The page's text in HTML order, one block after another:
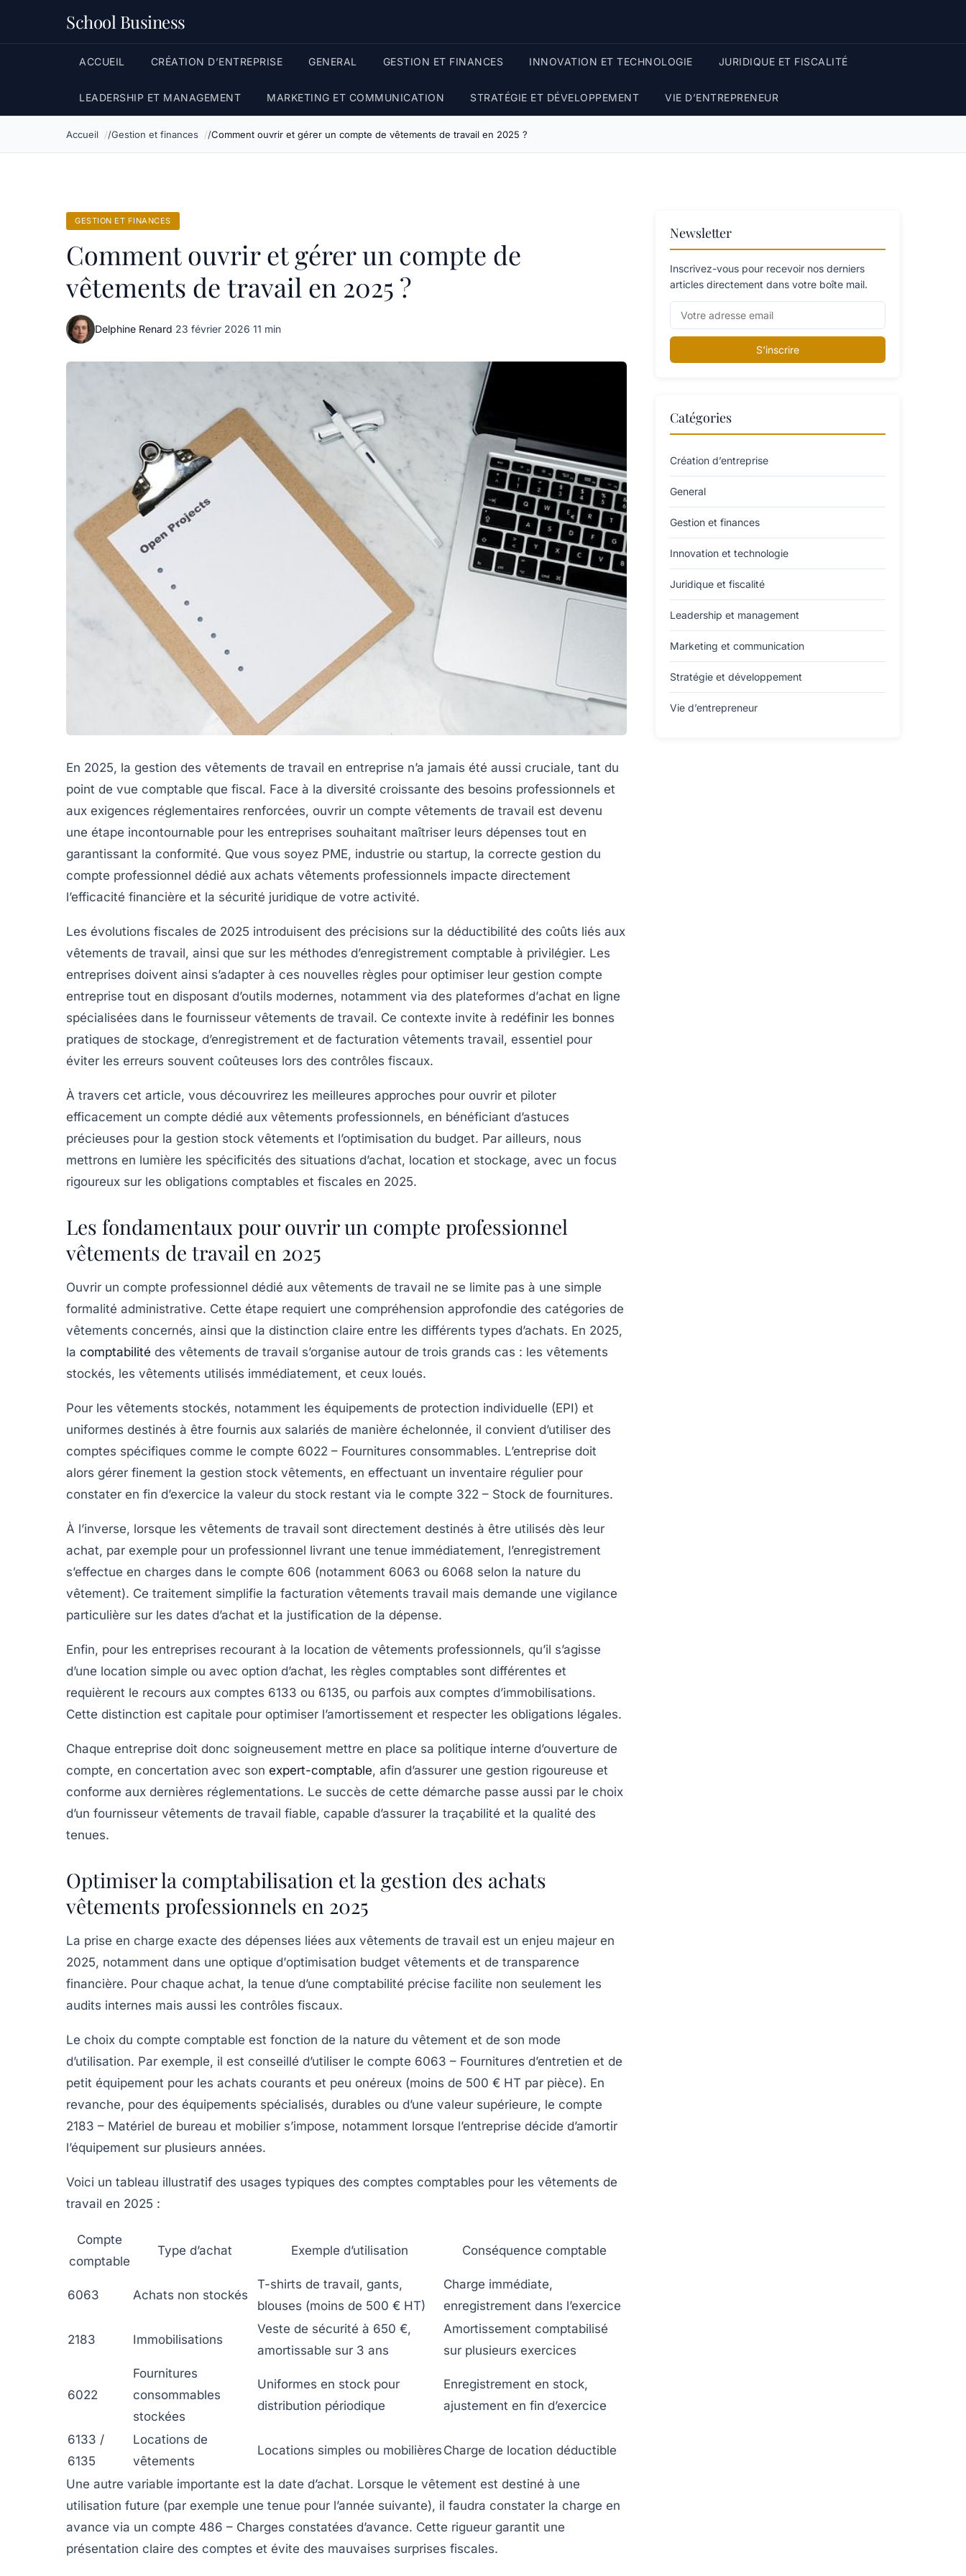
School Business
ACCUEIL CRÉATION D’ENTREPRISE GENERAL GESTION ET FINANCES INNOVATION ET TECHNOLOGIE JURIDIQUE ET FISCALITÉ
LEADERSHIP ET MANAGEMENT MARKETING ET COMMUNICATION STRATÉGIE ET DÉVELOPPEMENT VIE D’ENTREPRENEUR
Accueil Gestion et finances Comment ouvrir et gérer un compte de vêtements de travail en 2025 ?
GESTION ET FINANCES
Comment ouvrir et gérer un compte de
vêtements de travail en 2025 ?
Delphine Renard·23 février 2026·11 min
En 2025, la gestion des vêtements de travail en entreprise n’a jamais été aussi cruciale, tant du
point de vue comptable que fiscal. Face à la diversité croissante des besoins professionnels et
aux exigences réglementaires renforcées, ouvrir un compte vêtements de travail est devenu
une étape incontournable pour les entreprises souhaitant maîtriser leurs dépenses tout en
garantissant la conformité. Que vous soyez PME, industrie ou startup, la correcte gestion du
compte professionnel dédié aux achats vêtements professionnels impacte directement
l’efficacité financière et la sécurité juridique de votre activité.
Les évolutions fiscales de 2025 introduisent des précisions sur la déductibilité des coûts liés aux
vêtements de travail, ainsi que sur les méthodes d’enregistrement comptable à privilégier. Les
entreprises doivent ainsi s’adapter à ces nouvelles règles pour optimiser leur gestion compte
entreprise tout en disposant d’outils modernes, notamment via des plateformes d’achat en ligne
spécialisées dans le fournisseur vêtements de travail. Ce contexte invite à redéfinir les bonnes
pratiques de stockage, d’enregistrement et de facturation vêtements travail, essentiel pour
éviter les erreurs souvent coûteuses lors des contrôles fiscaux.
À travers cet article, vous découvrirez les meilleures approches pour ouvrir et piloter
efficacement un compte dédié aux vêtements professionnels, en bénéficiant d’astuces
précieuses pour la gestion stock vêtements et l’optimisation du budget. Par ailleurs, nous
mettrons en lumière les spécificités des situations d’achat, location et stockage, avec un focus
rigoureux sur les obligations comptables et fiscales en 2025.
Les fondamentaux pour ouvrir un compte professionnel
vêtements de travail en 2025
Ouvrir un compte professionnel dédié aux vêtements de travail ne se limite pas à une simple
formalité administrative. Cette étape requiert une compréhension approfondie des catégories de
vêtements concernés, ainsi que la distinction claire entre les différents types d’achats. En 2025,
la comptabilité des vêtements de travail s’organise autour de trois grands cas : les vêtements
stockés, les vêtements utilisés immédiatement, et ceux loués.
Pour les vêtements stockés, notamment les équipements de protection individuelle (EPI) et
uniformes destinés à être fournis aux salariés de manière échelonnée, il convient d’utiliser des
comptes spécifiques comme le compte 6022 – Fournitures consommables. L’entreprise doit
alors gérer finement la gestion stock vêtements, en effectuant un inventaire régulier pour
constater en fin d’exercice la valeur du stock restant via le compte 322 – Stock de fournitures.
À l’inverse, lorsque les vêtements de travail sont directement destinés à être utilisés dès leur
achat, par exemple pour un professionnel livrant une tenue immédiatement, l’enregistrement
s’effectue en charges dans le compte 606 (notamment 6063 ou 6068 selon la nature du
vêtement). Ce traitement simplifie la facturation vêtements travail mais demande une vigilance
particulière sur les dates d’achat et la justification de la dépense.
Enfin, pour les entreprises recourant à la location de vêtements professionnels, qu’il s’agisse
d’une location simple ou avec option d’achat, les règles comptables sont différentes et
requièrent le recours aux comptes 6133 ou 6135, ou parfois aux comptes d’immobilisations.
Cette distinction est capitale pour optimiser l’amortissement et respecter les obligations légales.
Chaque entreprise doit donc soigneusement mettre en place sa politique interne d’ouverture de
compte, en concertation avec son expert-comptable, afin d’assurer une gestion rigoureuse et
conforme aux dernières réglementations. Le succès de cette démarche passe aussi par le choix
d’un fournisseur vêtements de travail fiable, capable d’assurer la traçabilité et la qualité des
tenues.
Optimiser la comptabilisation et la gestion des achats
vêtements professionnels en 2025
La prise en charge exacte des dépenses liées aux vêtements de travail est un enjeu majeur en
2025, notamment dans une optique d’optimisation budget vêtements et de transparence
financière. Pour chaque achat, la tenue d’une comptabilité précise facilite non seulement les
audits internes mais aussi les contrôles fiscaux.
Le choix du compte comptable est fonction de la nature du vêtement et de son mode
d’utilisation. Par exemple, il est conseillé d’utiliser le compte 6063 – Fournitures d’entretien et de
petit équipement pour les achats courants et peu onéreux (moins de 500 € HT par pièce). En
revanche, pour des équipements spécialisés, durables ou d’une valeur supérieure, le compte
2183 – Matériel de bureau et mobilier s’impose, notamment lorsque l’entreprise décide d’amortir
l’équipement sur plusieurs années.
Voici un tableau illustratif des usages typiques des comptes comptables pour les vêtements de
travail en 2025 :
Compte
comptable
Type d’achat Exemple d’utilisation Conséquence comptable
6063 Achats non stockés
T-shirts de travail, gants,
blouses (moins de 500 € HT)
Charge immédiate,
enregistrement dans l’exercice
2183 Immobilisations
Veste de sécurité à 650 €,
amortissable sur 3 ans
Amortissement comptabilisé
sur plusieurs exercices
6022
Fournitures
consommables
stockées
Uniformes en stock pour
distribution périodique
Enregistrement en stock,
ajustement en fin d’exercice
6133 /
6135
Locations de
vêtements
Locations simples ou mobilières Charge de location déductible
Une autre variable importante est la date d’achat. Lorsque le vêtement est destiné à une
utilisation future (par exemple une tenue pour l’année suivante), il faudra constater la charge en
avance via un compte 486 – Charges constatées d’avance. Cette rigueur garantit une
présentation claire des comptes et évite des mauvaises surprises fiscales.
Newsletter
Inscrivez-vous pour recevoir nos derniers
articles directement dans votre boîte mail.
S'inscrire
Catégories
Création d’entreprise
General
Gestion et finances
Innovation et technologie
Juridique et fiscalité
Leadership et management
Marketing et communication
Stratégie et développement
Vie d’entrepreneur